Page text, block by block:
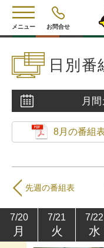
メニュー お問合せ
日別番
月
8月の番組
先週の番組表
7/20
月
7/21
火
7/22
水